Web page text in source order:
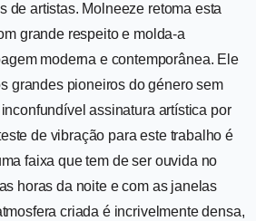
de artistas. Molneeze retoma esta
grande respeito e molda-a
moderna e contemporânea. Ele
grandes pioneiros do género sem
assinatura artística por
de vibração para este trabalho é
faixa que tem de ser ouvida no
horas da noite e com as janelas
criada é incrivelmente densa,